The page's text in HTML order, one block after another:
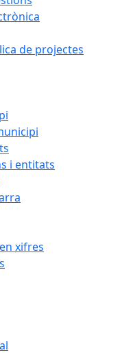
de projectes
i entitats
xifres